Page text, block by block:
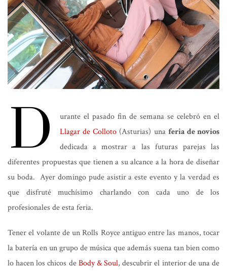
D
urante el pasado fin de semana se celebró en el
Llagar de Colloto (Asturias) una feria de novios
dedicada a mostrar a las futuras parejas las
diferentes propuestas que tienen a su alcance a la hora de diseñar
su boda. Ayer domingo pude asistir a este evento y la verdad es
que disfruté muchísimo charlando con cada uno de los
profesionales de esta feria.
Tener el volante de un Rolls Royce antiguo entre las manos, tocar
la batería en un grupo de música que además suena tan bien como
lo hacen los chicos deBody & Soul, descubrir el interior de una de